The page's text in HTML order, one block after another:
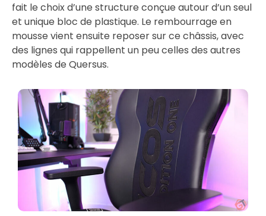
fait le choix d’une structure conçue autour d’un seul
et unique bloc de plastique. Le rembourrage en
mousse vient ensuite reposer sur ce châssis, avec
des lignes qui rappellent un peu celles des autres
modèles de Quersus.